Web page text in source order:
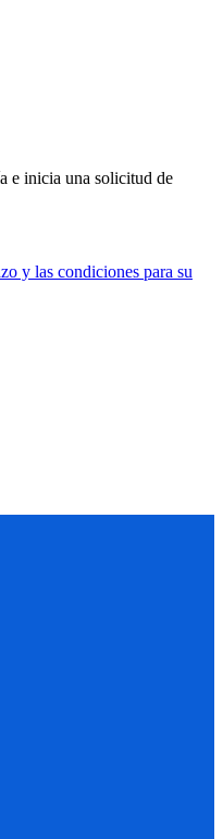
e inicia una solicitud de
y las condiciones para su